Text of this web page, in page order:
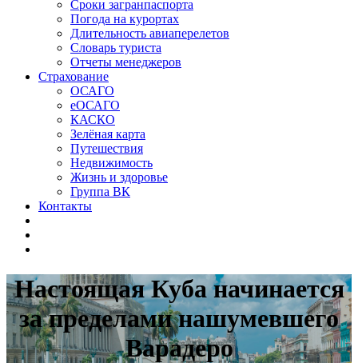
Сроки загранпаспорта
Погода на курортах
Длительность авиаперелетов
Словарь туриста
Отчеты менеджеров
Страхование
ОСАГО
еОСАГО
КАСКО
Зелёная карта
Путешествия
Недвижимость
Жизнь и здоровье
Группа ВК
Контакты
Настоящая Куба начинается
за пределами нашумевшего
Варадеро